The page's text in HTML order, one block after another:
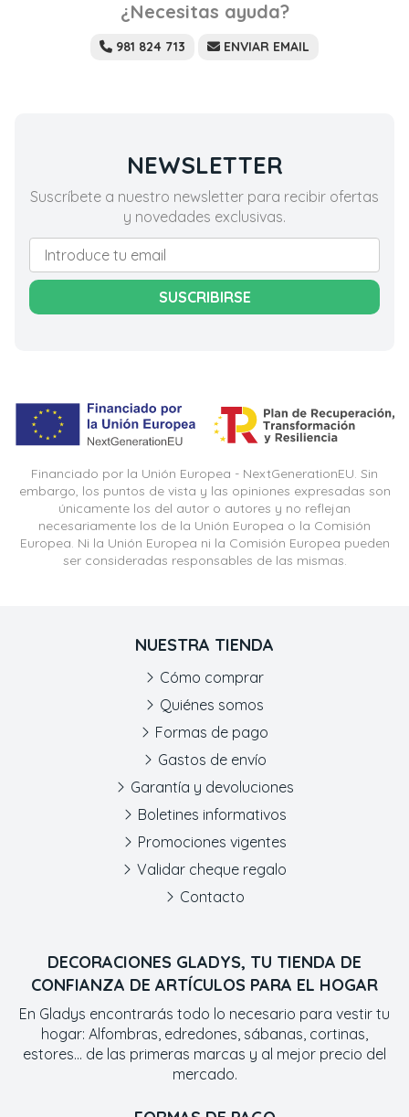
¿Necesitas ayuda?
981 824 713 ENVIAR EMAIL
NEWSLETTER
Suscríbete a nuestro newsletter para recibir ofertas
y novedades exclusivas.
SUSCRIBIRSE
Financiado por la Unión Europea - NextGenerationEU. Sin
embargo, los puntos de vista y las opiniones expresadas son
únicamente los del autor o autores y no reflejan
necesariamente los de la Unión Europea o la Comisión
Europea. Ni la Unión Europea ni la Comisión Europea pueden
ser consideradas responsables de las mismas.
DECORACIONES GLADYS, TU TIENDA DE
CONFIANZA DE ARTÍCULOS PARA EL HOGAR
En Gladys encontrarás todo lo necesario para vestir tu
hogar: Alfombras, edredones, sábanas, cortinas,
estores... de las primeras marcas y al mejor precio del
mercado.
NUESTRA TIENDA
Cómo comprar
Quiénes somos
Formas de pago
Gastos de envío
Garantía y devoluciones
Boletines informativos
Promociones vigentes
Validar cheque regalo
Contacto